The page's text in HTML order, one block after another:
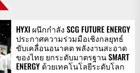
HYXI ผนึกกำลัง SCG FUTURE ENERGY
ประกาศความร่วมมือเชิงกลยุทธ์
ขับเคลื่อนอนาคต พลังงานสะอาด
ของไทย ยกระดับมาตรฐาน SMART
ENERGY ด้วยเทคโนโลยีระดับโลก